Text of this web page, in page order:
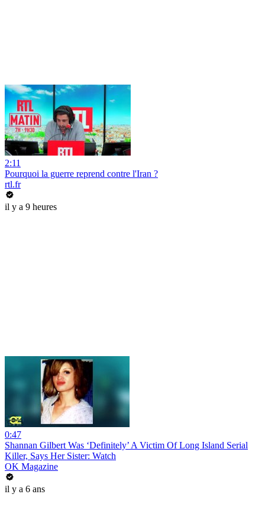
2:11
Pourquoi la guerre reprend contre l'Iran ?
rtl.fr
il y a 9 heures
0:47
Shannan Gilbert Was ‘Definitely’ A Victim Of Long Island Serial
Killer, Says Her Sister: Watch
OK Magazine
il y a 6 ans